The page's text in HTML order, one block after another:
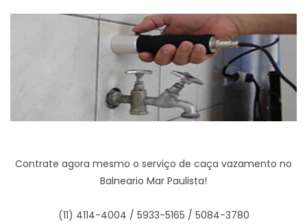
Contrate agora mesmo o serviço de caça vazamento no
Balneario Mar Paulista!
(11) 4114-4004 / 5933-5165 / 5084-3780